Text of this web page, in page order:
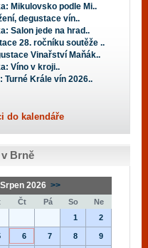
Mikulovsko podle Mi..
degustace vín..
Salon jede na hrad..
28. ročníku soutěže ..
Vinařství Maňák..
Víno v kroji..
Turné Krále vín 2026..
do kalendáře
Brně
Srpen 2026 >>
Čt Pá So
Ne
1
2
6 7 8 9